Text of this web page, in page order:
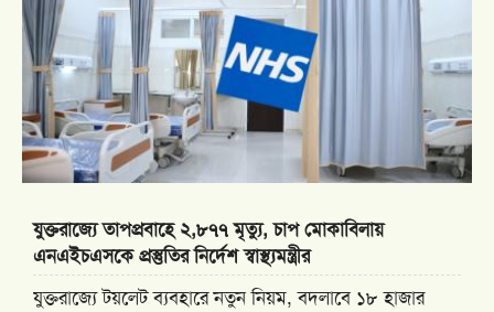
যুক্তরাজ্যে তাপপ্রবাহে ২,৮৭৭ মৃত্যু, চাপ মোকাবিলায়
এনএইচএসকে প্রস্তুতির নির্দেশ স্বাস্থ্যমন্ত্রীর
যুক্তরাজ্যে টয়লেট ব্যবহারে নতুন নিয়ম, বদলাবে ১৮ হাজার